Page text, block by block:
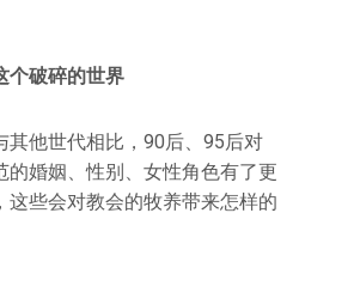
个破碎的世界
其他世代相比，90后、95后对
的婚姻、性别、女性角色有了更
这些会对教会的牧养带来怎样的